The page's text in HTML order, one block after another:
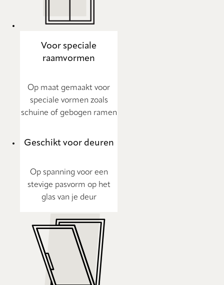
Voor speciale
raamvormen
Op maat gemaakt voor
speciale vormen zoals
schuine of gebogen ramen
Geschikt voor deuren
Op spanning voor een
stevige pasvorm op het
glas van je deur